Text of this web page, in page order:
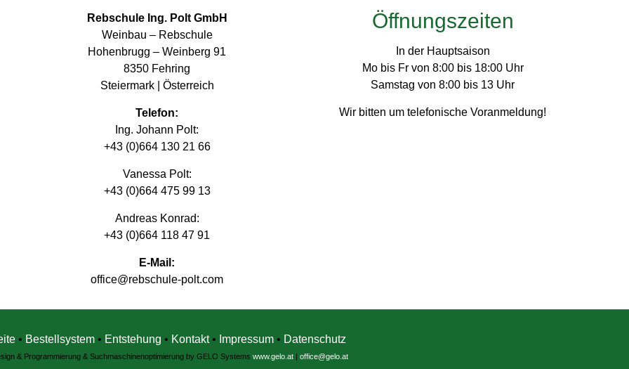
Rebschule Ing. Polt GmbH
Weinbau – Rebschule
Hohenbrugg – Weinberg 91
8350 Fehring
Steiermark | Österreich
Telefon:
Ing. Johann Polt:
+43 (0)664 130 21 66
Vanessa Polt:
+43 (0)664 475 99 13
Andreas Konrad:
+43 (0)664 118 47 91
E-Mail:
office@rebschule-polt.com
Öffnungszeiten
In der Hauptsaison
Mo bis Fr von 8:00 bis 18:00 Uhr
Samstag von 8:00 bis 13 Uhr
Wir bitten um telefonische Voranmeldung!
• Bestellsystem • Entstehung • Kontakt• Impressum• Datenschutz
& Programmierung & Suchmaschinenoptimierung by GELO Systems www.gelo.at| office@gelo.at